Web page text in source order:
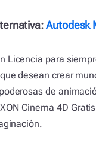
Autodesk
Licencia para
desean crear
de
Cinema 4D